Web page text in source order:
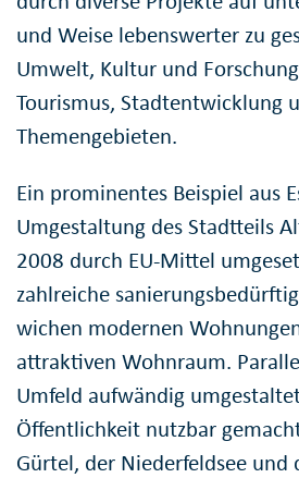
und Weise lebenswerter zu
Umwelt, Kultur und
Tourismus, Stadtentwicklung
Themengebieten.
Ein prominentes Beispiel aus
Umgestaltung des Stadtteils
2008 durch EU-Mittel
zahlreiche
wichen modernen
attraktiven Wohnraum.
Umfeld aufwändig
Öffentlichkeit nutzbar
Gürtel, der Niederfeldsee und